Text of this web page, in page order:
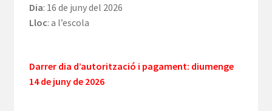
Dia: 16 de juny del 2026
Lloc: a l’escola
Darrer dia d’autorització i pagament: diumenge
14 de juny de 2026